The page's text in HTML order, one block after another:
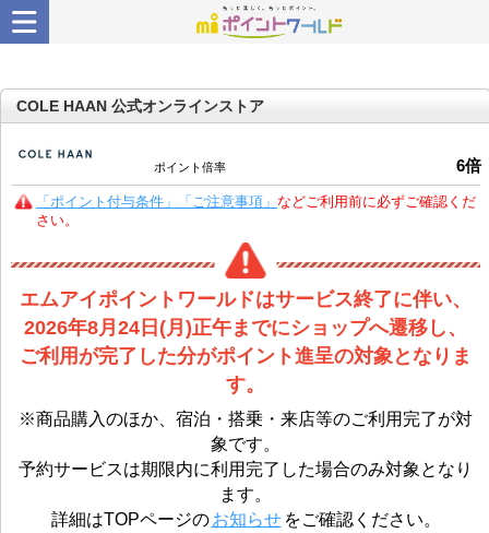
COLE HAAN 公式オンラインストア
ポイント倍率 6倍
「ポイント付与条件」「ご注意事項」 などご利用前に必ずご確認くだ
さい。
エムアイポイントワールドはサービス終了に伴い、
2026年8月24日(月)正午までにショップへ遷移し、
ご利用が完了した分がポイント進呈の対象となりま
す。
※商品購入のほか、宿泊・搭乗・来店等のご利用完了が対
象です。
予約サービスは期限内に利用完了した場合のみ対象となり
ます。
詳細はTOPページの お知らせ をご確認ください。